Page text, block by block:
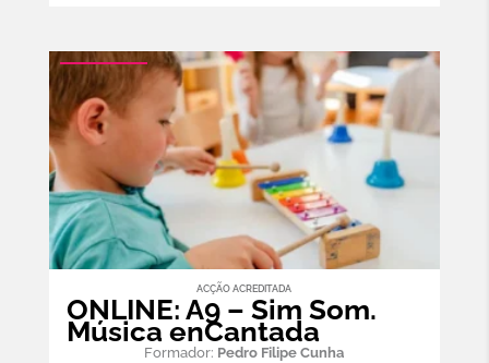
ACÇÃO ACREDITADA
ONLINE: A9 – Sim Som.
Música enCantada
Formador: Pedro Filipe Cunha